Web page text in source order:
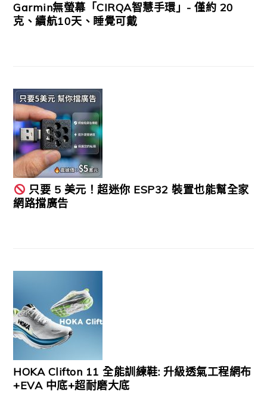
Garmin無螢幕「CIRQA智慧手環」- 僅約 20
克、續航10天、睡覺可戴
只要 5 美元！超迷你 ESP32 裝置也能幫全家
網路擋廣告
HOKA Clifton 11 全能訓練鞋: 升級透氣工程網布
+EVA 中底+超耐磨大底